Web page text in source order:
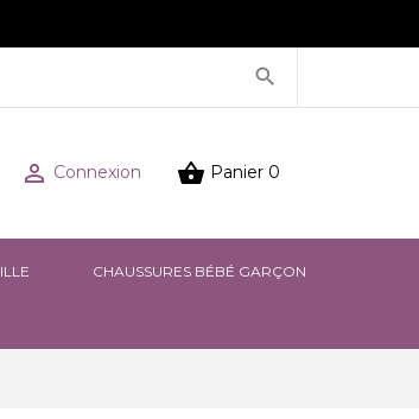

 Connexion  Panier 0
CHAUSSURES BÉBÉ GARÇON